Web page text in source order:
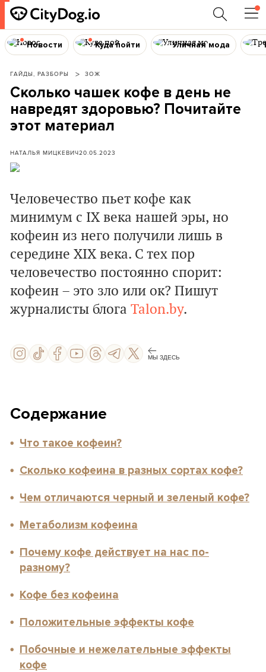
Новости Куда пойти Уличная мода
ГАЙДЫ, РАЗБОРЫ ЗОЖ
Сколько чашек кофе в день не
навредят здоровью? Почитайте
этот материал
НАТАЛЬЯ МИЦКЕВИЧ20.05.2023
Человечество пьет кофе как
минимум с IX века нашей эры, но
кофеин из него получили лишь в
середине XIX века. С тех пор
человечество постоянно спорит:
кофеин – это зло или ок? Пишут
журналисты блога Talon.by.
МЫ ЗДЕСЬ
Содержание
Что такое кофеин?
Сколько кофеина в разных сортах кофе?
Чем отличаются черный и зеленый кофе?
Метаболизм кофеина
Почему кофе действует на нас по-
разному?
Кофе без кофеина
Положительные эффекты кофе
Побочные и нежелательные эффекты
кофе